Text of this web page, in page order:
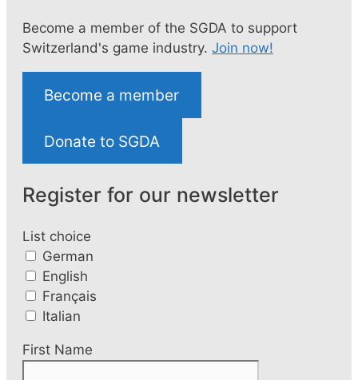
Become a member of the SGDA to support
Switzerland's game industry. Join now!
Become a member
Donate to SGDA
Register for our newsletter
List choice
German
English
Français
Italian
First Name